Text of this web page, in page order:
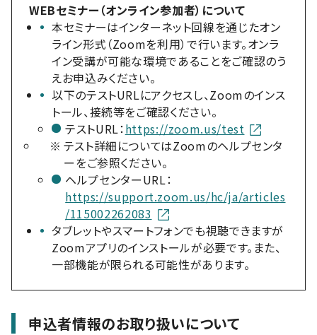
WEBセミナー（オンライン参加者）について
本セミナーはインターネット回線を通じたオン
ライン形式（Zoomを利用）で行います。オンラ
イン受講が可能な環境であることをご確認のう
えお申込みください。
以下のテストURLにアクセスし、Zoomのインス
トール、接続等をご確認ください。
テストURL：https://zoom.us/test
※ テスト詳細についてはZoomのヘルプセンタ
ーをご参照ください。
ヘルプセンターURL：
https://support.zoom.us/hc/ja/articles
/115002262083
タブレットやスマートフォンでも視聴できますが
Zoomアプリのインストールが必要です。また、
一部機能が限られる可能性があります。
申込者情報のお取り扱いについて